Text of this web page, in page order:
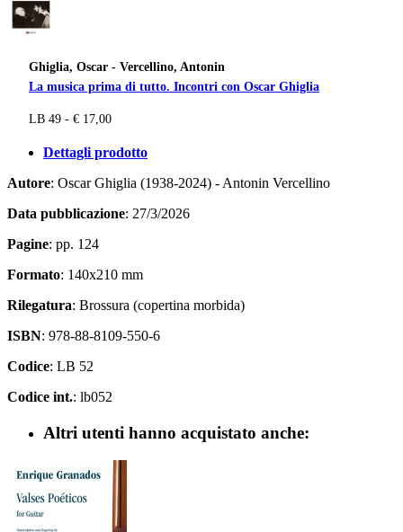
Ghiglia, Oscar - Vercellino, Antonin
La musica prima di tutto. Incontri con Oscar Ghiglia
LB 49 - € 17,00
Dettagli prodotto
Autore: Oscar Ghiglia (1938-2024) - Antonin Vercellino
Data pubblicazione: 27/3/2026
Pagine: pp. 124
Formato: 140x210 mm
Rilegatura: Brossura (copertina morbida)
ISBN: 978-88-8109-550-6
Codice: LB 52
Codice int.: lb052
Altri utenti hanno acquistato anche: